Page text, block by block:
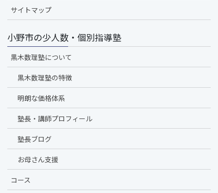
サイトマップ
小野市の少人数・個別指導塾
黒木数理塾について
黒木数理塾の特徴
明朗な価格体系
塾長・講師プロフィール
塾長ブログ
お母さん支援
コース